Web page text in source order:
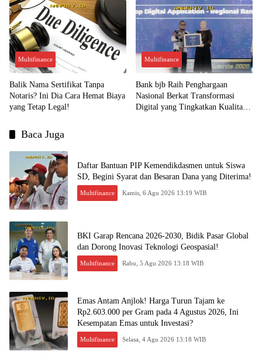
Multifinance
Balik Nama Sertifikat Tanpa
Notaris? Ini Dia Cara Hemat Biaya
yang Tetap Legal!
Multifinance
Bank bjb Raih Penghargaan
Nasional Berkat Transformasi
Digital yang Tingkatkan Kualitas
Baca Juga
Daftar Bantuan PIP Kemendikdasmen untuk Siswa
SD, Begini Syarat dan Besaran Dana yang Diterima!
Multifinance Kamis, 6 Agu 2026 13:19 WIB
BKI Garap Rencana 2026-2030, Bidik Pasar Global
dan Dorong Inovasi Teknologi Geospasial!
Multifinance Rabu, 5 Agu 2026 13:18 WIB
Emas Antam Anjlok! Harga Turun Tajam ke
Rp2.603.000 per Gram pada 4 Agustus 2026, Ini
Kesempatan Emas untuk Investasi?
Multifinance Selasa, 4 Agu 2026 13:18 WIB